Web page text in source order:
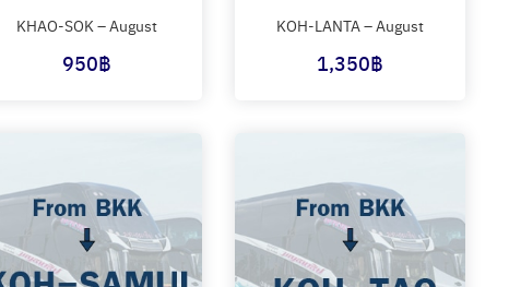
KHAO-SOK – August
950฿
KOH-LANTA – August
1,350฿